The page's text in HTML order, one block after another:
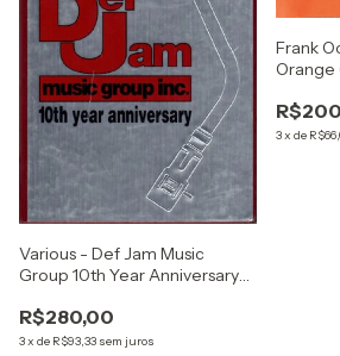
Various - Def Jam Music
Group 10th Year Anniversary
R$280,00
3x de R$93,33 sem juros
Frank
Orange
3x de